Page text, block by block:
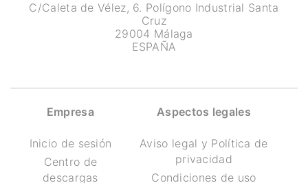
C/Caleta de Vélez, 6. Polígono Industrial Santa
Cruz
29004 Málaga
ESPAÑA
Empresa
Inicio de sesión
Centro de
descargas
Aspectos legales
Aviso legal y Política de
privacidad
Condiciones de uso